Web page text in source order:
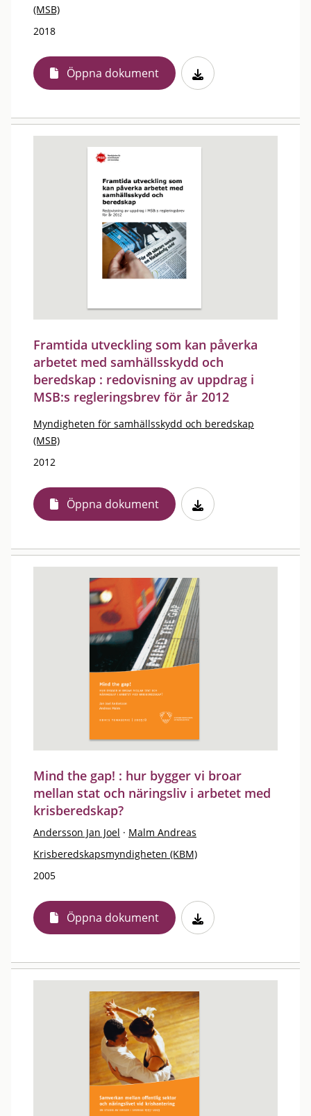
(MSB)
2018
Öppna dokument
Framtida utveckling som kan påverka
arbetet med samhällsskydd och
beredskap : redovisning av uppdrag i
MSB:s regleringsbrev för år 2012
Myndigheten för samhällsskydd och beredskap
(MSB)
2012
Öppna dokument
Mind the gap! : hur bygger vi broar
mellan stat och näringsliv i arbetet med
krisberedskap?
Andersson Jan Joel · Malm Andreas
Krisberedskapsmyndigheten (KBM)
2005
Öppna dokument